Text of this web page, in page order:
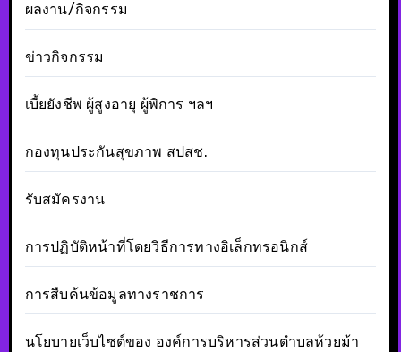
ผลงาน/กิจกรรม
ข่าวกิจกรรม
เบี้ยยังชีพ ผู้สูงอายุ ผู้พิการ ฯลฯ
กองทุนประกันสุขภาพ สปสช.
รับสมัครงาน
การปฏิบัติหน้าที่โดยวิธีการทางอิเล็กทรอนิกส์
การสืบค้นข้อมูลทางราชการ
นโยบายเว็บไซต์ของ องค์การบริหารส่วนตำบลห้วยม้า